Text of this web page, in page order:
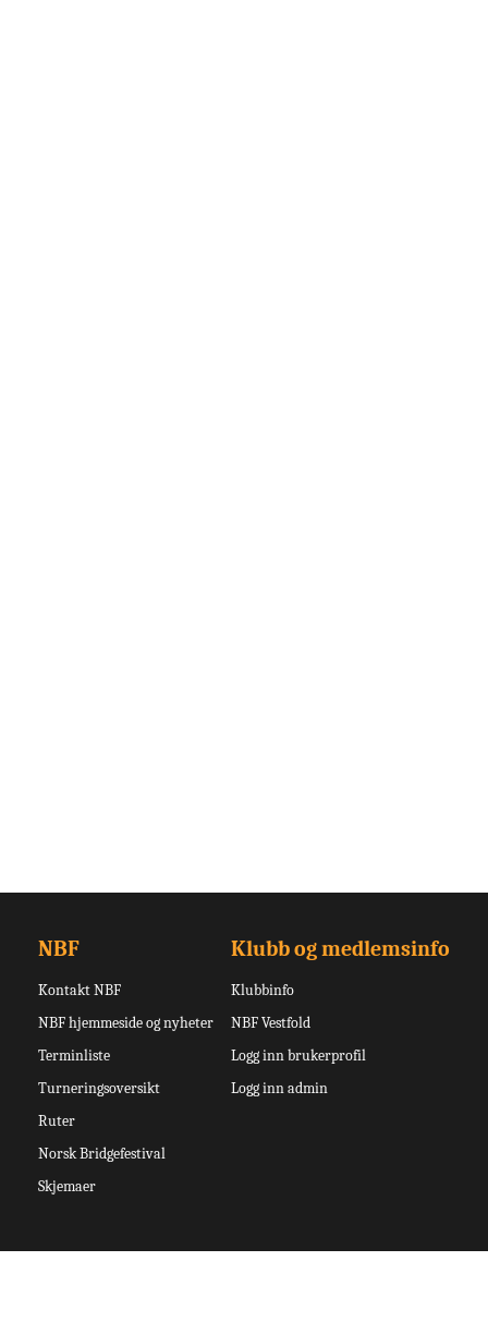
NBF
Kontakt NBF
NBF hjemmeside og nyheter
Terminliste
Turneringsoversikt
Ruter
Norsk Bridgefestival
Skjemaer
Klubb og medlemsinfo
Klubbinfo
NBF Vestfold
Logg inn brukerprofil
Logg inn admin